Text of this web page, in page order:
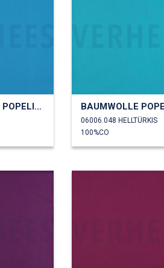
BAUMWOLLE POPELINE
06006.048 HELLTÜRKIS
100%CO